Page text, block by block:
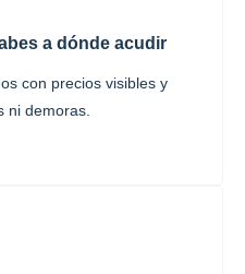
a dónde acudir
con precios visibles y
ni demoras.